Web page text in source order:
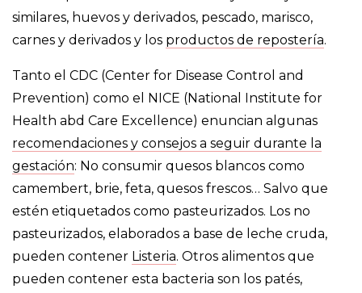
similares, huevos y derivados, pescado, marisco,
carnes y derivados y los productos de repostería.
Tanto el CDC (Center for Disease Control and
Prevention) como el NICE (National Institute for
Health abd Care Excellence) enuncian algunas
recomendaciones y consejos a seguir durante la
gestación: No consumir quesos blancos como
camembert, brie, feta, quesos frescos… Salvo que
estén etiquetados como pasteurizados. Los no
pasteurizados, elaborados a base de leche cruda,
pueden contener Listeria. Otros alimentos que
pueden contener esta bacteria son los patés,